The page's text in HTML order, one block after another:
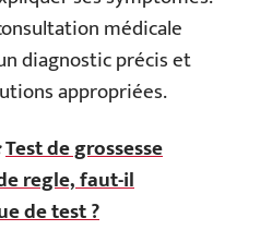
médicale
diagnostic précis et
appropriées.
Test de grossesse
regle, faut-il
de test ?